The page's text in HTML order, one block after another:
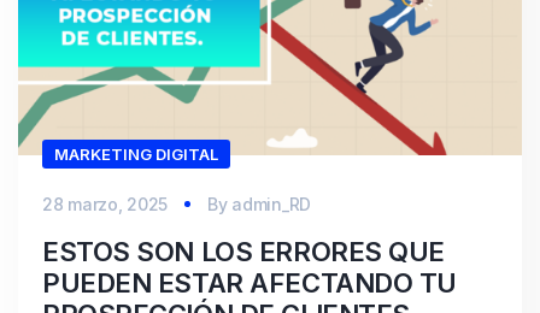
MARKETING DIGITAL
28 marzo, 2025 By admin_RD
ESTOS SON LOS ERRORES QUE
PUEDEN ESTAR AFECTANDO TU